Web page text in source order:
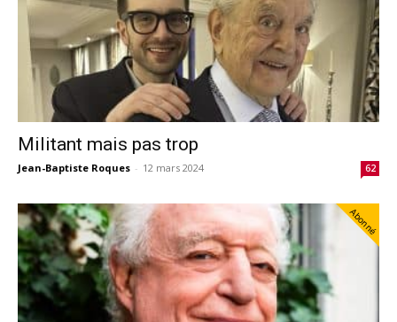
Militant mais pas trop
Jean-Baptiste Roques - 12 mars 2024 62
Abonné